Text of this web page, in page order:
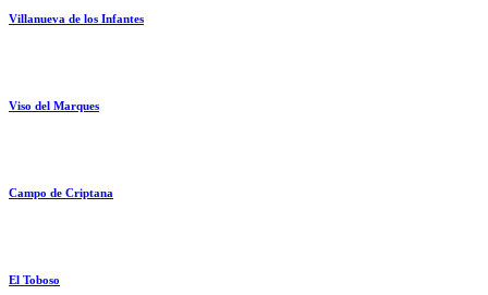
Villanueva de los Infantes
Viso del Marques
Campo de Criptana
El Toboso